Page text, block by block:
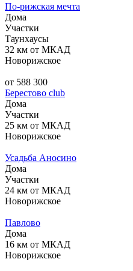
По-рижская мечта
Дома
Участки
Таунхаусы
32 км от МКАД
Новорижское
от 588 300
Берестово club
Дома
Участки
25 км от МКАД
Новорижское
Усадьба Аносино
Дома
Участки
24 км от МКАД
Новорижское
Павлово
Дома
16 км от МКАД
Новорижское